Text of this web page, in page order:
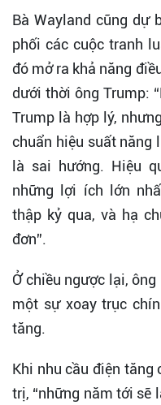
Bà Wayland cũng dự
phối các cuộc tranh
đó mở ra khả năng
dưới thời ông Trump:
Trump là hợp lý,
chuẩn hiệu suất năng
là sai hướng. Hiệu
những lợi ích lớn
thập kỷ qua, và hạ
đơn”.
Ở chiều ngược lại,
một sự xoay trục
tăng.
Khi nhu cầu điện tăng
trị, “những năm tới sẽ